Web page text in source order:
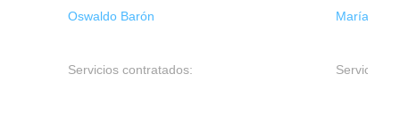
Oswaldo Barón
Servicios contratados:
María
Servicios